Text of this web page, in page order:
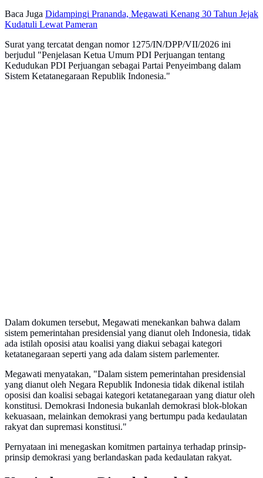
Baca Juga Didampingi Prananda, Megawati Kenang 30 Tahun Jejak
Kudatuli Lewat Pameran
Surat yang tercatat dengan nomor 1275/IN/DPP/VII/2026 ini
berjudul "Penjelasan Ketua Umum PDI Perjuangan tentang
Kedudukan PDI Perjuangan sebagai Partai Penyeimbang dalam
Sistem Ketatanegaraan Republik Indonesia."
Dalam dokumen tersebut, Megawati menekankan bahwa dalam
sistem pemerintahan presidensial yang dianut oleh Indonesia, tidak
ada istilah oposisi atau koalisi yang diakui sebagai kategori
ketatanegaraan seperti yang ada dalam sistem parlementer.
Megawati menyatakan, "Dalam sistem pemerintahan presidensial
yang dianut oleh Negara Republik Indonesia tidak dikenal istilah
oposisi dan koalisi sebagai kategori ketatanegaraan yang diatur oleh
konstitusi. Demokrasi Indonesia bukanlah demokrasi blok-blokan
kekuasaan, melainkan demokrasi yang bertumpu pada kedaulatan
rakyat dan supremasi konstitusi."
Pernyataan ini menegaskan komitmen partainya terhadap prinsip-
prinsip demokrasi yang berlandaskan pada kedaulatan rakyat.